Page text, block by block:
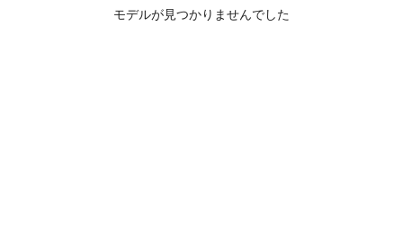
モデルが見つかりませんでした